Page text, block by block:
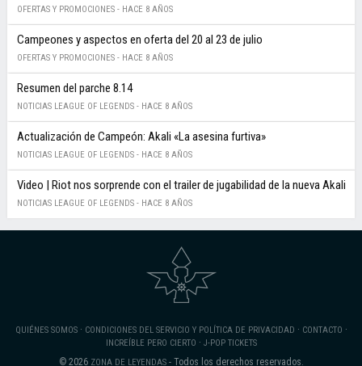
OFERTAS Y PROMOCIONES - HACE 8 AÑOS
Campeones y aspectos en oferta del 20 al 23 de julio
OFERTAS Y PROMOCIONES - HACE 8 AÑOS
Resumen del parche 8.14
NOTICIAS LEAGUE OF LEGENDS - HACE 8 AÑOS
Actualización de Campeón: Akali «La asesina furtiva»
NOTICIAS LEAGUE OF LEGENDS - HACE 8 AÑOS
Video | Riot nos sorprende con el trailer de jugabilidad de la nueva Akali
NOTICIAS LEAGUE OF LEGENDS - HACE 8 AÑOS
QUIÉNES SOMOS· CONDICIONES DEL SERVICIO Y POLÍTICA DE PRIVACIDAD · CONTACTO ·
INCREÍBLE PERO CIERTO · J-POP TICKETS
© 2026 ZONA DE LEYENDAS- Todos los derechos reservados.